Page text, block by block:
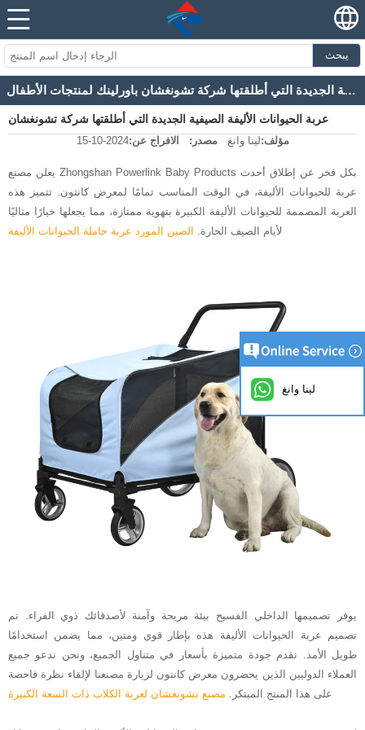
يبحث
عربة الحيوانات الأليفة الصيفية الجديدة التي أطلقتها شركة تشونغشان باورلينك لمنتجات الأطفال
عربة الحيوانات الأليفة الصيفية الجديدة التي أطلقتها شركة تشونغشان
باورلينك لمنتجات الأطفال
مؤلف:لينا وانغ مصدر: الافراج عن:2024-10-15
يعلن مصنع Zhongshan Powerlink Baby Products بكل فخر عن إطلاق أحدث
عربة للحيوانات الأليفة، في الوقت المناسب تمامًا لمعرض كانتون. تتميز هذه
العربة المصممة للحيوانات الأليفة الكبيرة بتهوية ممتازة، مما يجعلها خيارًا مثاليًا
لأيام الصيف الحارة.
الصين المورد عربة حاملة الحيوانات الأليفة
يوفر تصميمها الداخلي الفسيح بيئة مريحة وآمنة لأصدقائك ذوي الفراء. تم
تصميم عربة الحيوانات الأليفة هذه بإطار قوي ومتين، مما يضمن استخدامًا
طويل الأمد. نقدم جودة متميزة بأسعار في متناول الجميع، ونحن ندعو جميع
العملاء الدوليين الذين يحضرون معرض كانتون لزيارة مصنعنا لإلقاء نظرة فاحصة
على هذا المنتج المبتكر. مصنع تشونغشان لعربة الكلاب ذات السعة الكبيرة
لينا وانغ